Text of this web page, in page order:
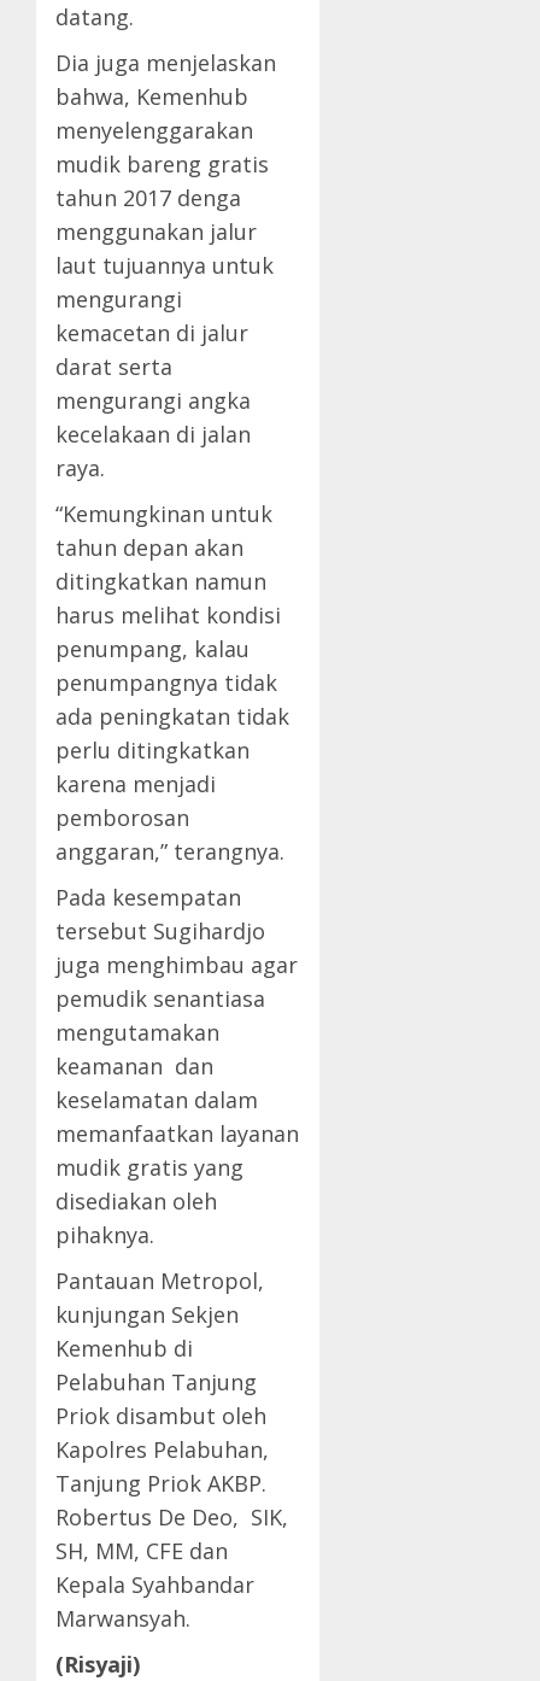
datang.
Dia juga menjelaskan
bahwa, Kemenhub
menyelenggarakan
mudik bareng gratis
tahun 2017 denga
menggunakan jalur
laut tujuannya untuk
mengurangi
kemacetan di jalur
darat serta
mengurangi angka
kecelakaan di jalan
raya.
“Kemungkinan untuk
tahun depan akan
ditingkatkan namun
harus melihat kondisi
penumpang, kalau
penumpangnya tidak
ada peningkatan tidak
perlu ditingkatkan
karena menjadi
pemborosan
anggaran,” terangnya.
Pada kesempatan
tersebut Sugihardjo
juga menghimbau agar
pemudik senantiasa
mengutamakan
keamanan dan
keselamatan dalam
memanfaatkan layanan
mudik gratis yang
disediakan oleh
pihaknya.
Pantauan Metropol,
kunjungan Sekjen
Kemenhub di
Pelabuhan Tanjung
Priok disambut oleh
Kapolres Pelabuhan,
Tanjung Priok AKBP.
Robertus De Deo, SIK,
SH, MM, CFE dan
Kepala Syahbandar
Marwansyah.
(Risyaji)